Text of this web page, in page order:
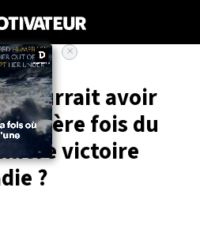
pourrait avoir
fois du
victoire
?
×